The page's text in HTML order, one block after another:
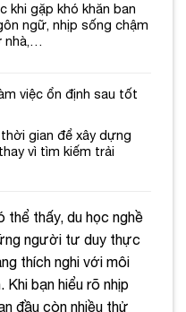
khi gặp khó khăn ban
ngữ, nhịp sống chậm
nhà,…
việc ổn định sau tốt
gian để xây dựng
vì tìm kiếm trải
thể thấy, du học nghề
người tư duy thực
thích nghi với môi
Khi bạn hiểu rõ nhịp
đầu còn nhiều thử